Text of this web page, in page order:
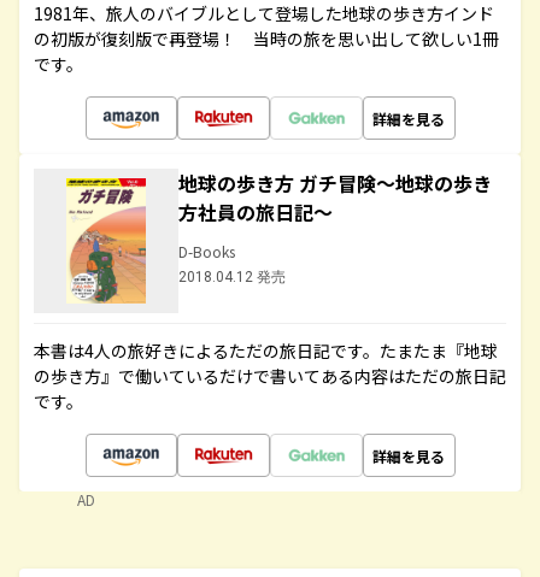
1981年、旅人のバイブルとして登場した地球の歩き方インド
の初版が復刻版で再登場！ 当時の旅を思い出して欲しい1冊
です。
詳細を見る
地球の歩き方 ガチ冒険～地球の歩き
方社員の旅日記～
D-Books
2018.04.12 発売
本書は4人の旅好きによるただの旅日記です。たまたま『地球
の歩き方』で働いているだけで書いてある内容はただの旅日記
です。
詳細を見る
AD